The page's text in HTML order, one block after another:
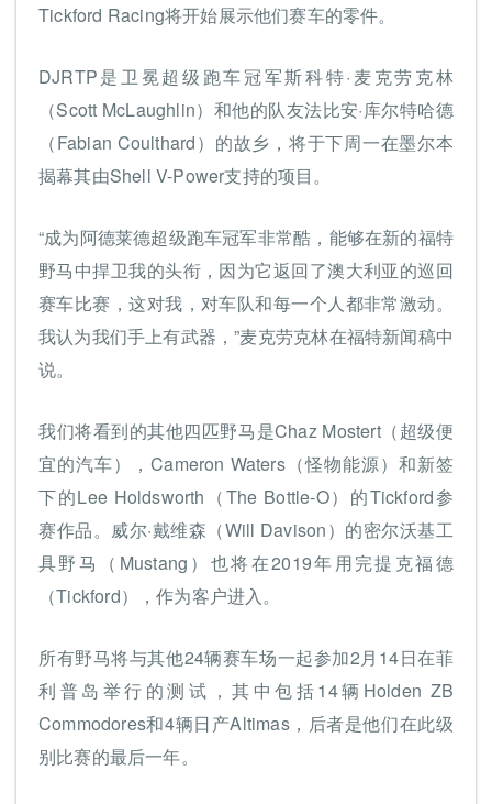
Tickford Racing将开始展示他们赛车的零件。
DJRTP是卫冕超级跑车冠军斯科特·麦克劳克林
（Scott McLaughlin）和他的队友法比安·库尔特哈德
（Fabian Coulthard）的故乡，将于下周一在墨尔本
揭幕其由Shell V-Power支持的项目。
“成为阿德莱德超级跑车冠军非常酷，能够在新的福特
野马中捍卫我的头衔，因为它返回了澳大利亚的巡回
赛车比赛，这对我，对车队和每一个人都非常激动。
我认为我们手上有武器，”麦克劳克林在福特新闻稿中
说。
我们将看到的其他四匹野马是Chaz Mostert（超级便
宜的汽车），Cameron Waters（怪物能源）和新签
下的Lee Holdsworth（The Bottle-O）的Tickford参
赛作品。威尔·戴维森（Will Davison）的密尔沃基工
具野马（Mustang）也将在2019年用完提克福德
（Tickford），作为客户进入。
所有野马将与其他24辆赛车场一起参加2月14日在菲
利普岛举行的测试，其中包括14辆Holden ZB
Commodores和4辆日产Altimas，后者是他们在此级
别比赛的最后一年。